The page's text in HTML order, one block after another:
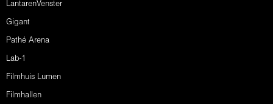
LantarenVenster
Gigant
Pathé Arena
Lab-1
Filmhuis Lumen
Filmhallen